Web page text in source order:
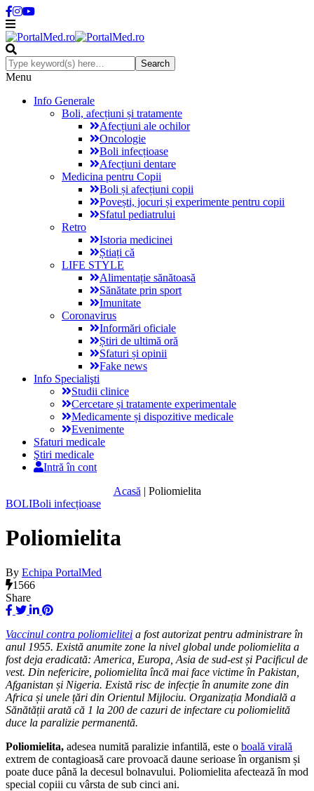
Menu
Info Generale
Boli, afecțiuni și tratamente
Afecțiuni ale ochilor
Oncologie
Boli infecțioase
Afecțiuni dentare
Medicina pentru Copii
Boli și afecțiuni copii
Povești, jocuri și experimente pentru copii
Sfatul pediatrului
Retro
Istoria medicinei
Știați că
LIFE STYLE
Alimentație sănătoasă
Sănătate prin sport
Imunitate
Coronavirus
Informări oficiale
Știri de ultimă oră
Sfaturi și opinii
Fake news
Info Specialişti
Studii clinice
Cercetare și tratamente experimentale
Medicamente și dispozitive medicale
Evenimente
Sfaturi medicale
Ştiri medicale
Intră în cont
Acasă | Poliomielita
BOLIBoli infecțioase
Poliomielita
By Echipa PortalMed
1566
Share
Vaccinul contra poliomielitei a fost autorizat pentru administrare în
anul 1955. Există anumite zone la nivel global unde poliomielita a
fost deja eradicată: America, Europa, Asia de sud-est și Pacificul de
vest. Din nefericire, poliomielita încă mai face victime în Pakistan,
Afganistan și Nigeria. Există risc de infecție în anumite zone din
Africa și unele țări din Orientul Mijlociu. Organizația Mondială a
Sănătății arată că 1 la 200 de cazuri de infectare cu poliomielită
duce la paralizie permanentă.
Poliomielita, adesea numită paralizie infantilă, este o boală virală
extrem de contagioasă care provoacă daune serioase în organism și
poate duce până la decesul bolnavului. Poliomielita afectează în mod
special copiii cu vârsta de sub cinci ani.